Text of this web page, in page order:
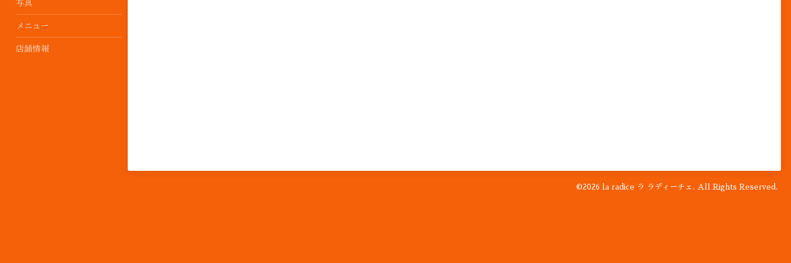
©2026 la radice ラ ラディーチェ . All Rights Reserved.
写真
メニュー
店舗情報